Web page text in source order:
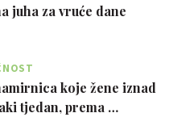
juha za vruće dane
koje žene iznad
tjedan, prema …